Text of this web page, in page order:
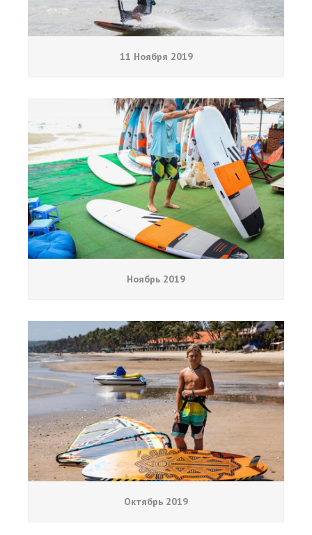
11 Ноября 2019
Ноябрь 2019
Октябрь 2019